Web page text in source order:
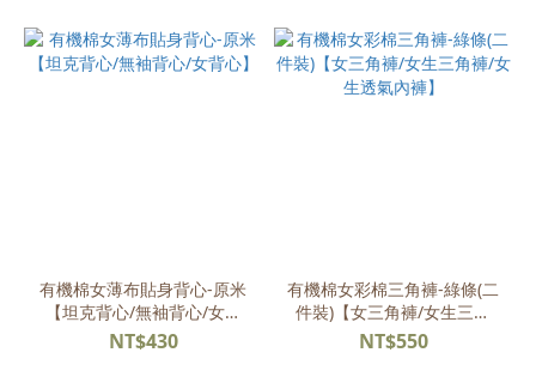
尺
寸
(19)
S
有機棉女薄布貼身背心-原米
【坦克背心/無袖背心/女背
心】
NT$430
有機棉女彩棉三角褲-綠條(二
件裝)【女三角褲/女生三角
褲/女生透氣內褲】
NT$550